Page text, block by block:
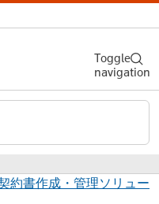
Toggle
navigation
約書作成・管理ソリュー